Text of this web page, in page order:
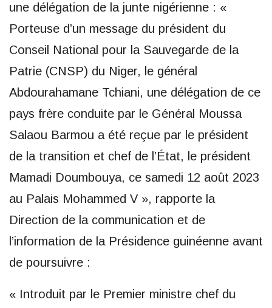
une délégation de la junte nigérienne : «
Porteuse d’un message du président du
Conseil National pour la Sauvegarde de la
Patrie (CNSP) du Niger, le général
Abdourahamane Tchiani, une délégation de ce
pays frère conduite par le Général Moussa
Salaou Barmou a été reçue par le président
de la transition et chef de l’État, le président
Mamadi Doumbouya, ce samedi 12 août 2023
au Palais Mohammed V », rapporte la
Direction de la communication et de
l’information de la Présidence guinéenne avant
de poursuivre :
« Introduit par le Premier ministre chef du